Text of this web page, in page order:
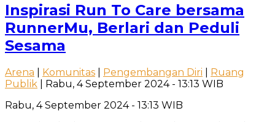
Inspirasi Run To Care bersama
RunnerMu, Berlari dan Peduli
Sesama
Arena Komunitas Pengembangan Diri
Ruang
Publik | Rabu, 4 September 2024 - 13:13 WIB
Rabu, 4 September 2024 - 13:13 WIB